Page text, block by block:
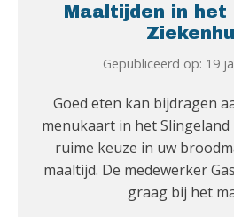
Maaltijden in het
Gepubliceerd op: 19
Goed eten kan bijdragen
menukaart in het
ruime keuze in uw
maaltijd. De medewerker
graag bij het